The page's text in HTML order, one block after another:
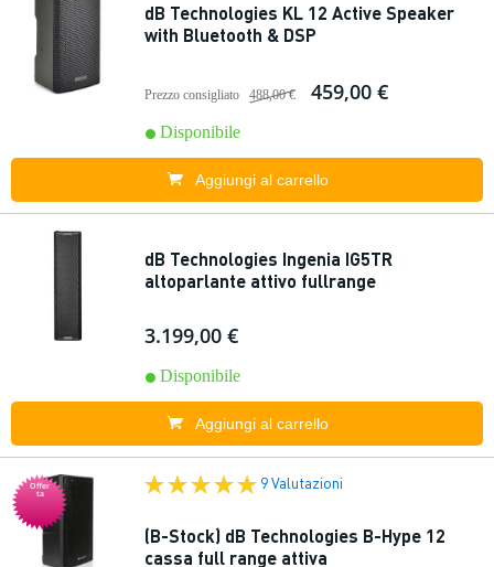
dB Technologies KL 12 Active Speaker
with Bluetooth & DSP
Prezzo consigliato 488,00 € 459,00 €
Disponibile
Aggiungi al carrello
dB Technologies Ingenia IG5TR
altoparlante attivo fullrange
3.199,00 €
Disponibile
Aggiungi al carrello
Offer
ta
9 Valutazioni
(B-Stock) dB Technologies B-Hype 12
cassa full range attiva